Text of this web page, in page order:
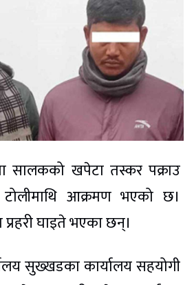
सालकको खपेटा तस्कर पक्राउ
टोलीमाथि आक्रमण भएको छ।
घाइते भएका छन्।
सुख्खडका कार्यालय सहयोगी